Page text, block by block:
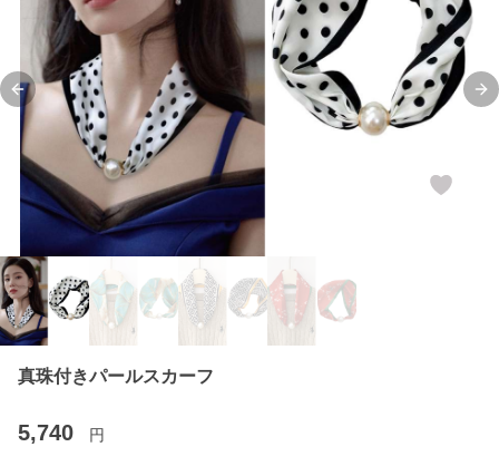
Previous slide
真珠付きパールスカーフ
5,740 円